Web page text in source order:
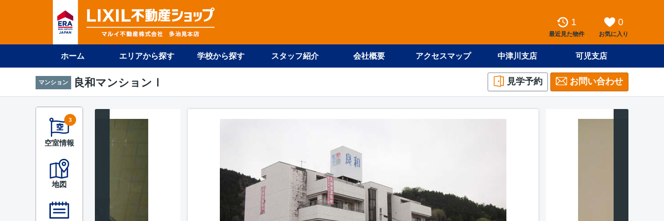
1
最近見た物件
0
お気に入り
ホーム エリアから探す 学校から探す スタッフ紹介 会社概要 アクセスマップ 中津川支店 可児支店
マンション 良和マンションⅠ 見学予約 お問い合わせ
空室情報
3
地図